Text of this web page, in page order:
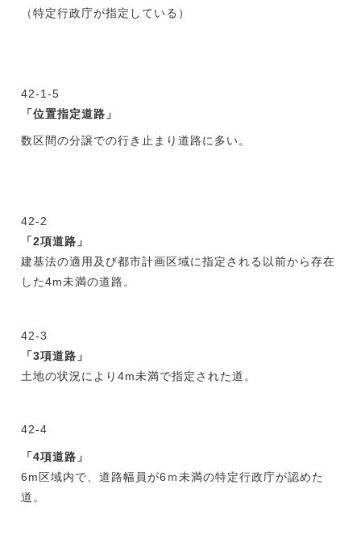
（特定行政庁が指定している）
42-1-5
「位置指定道路」
数区間の分譲での行き止まり道路に多い。
42-2
「2項道路」
建基法の適用及び都市計画区域に指定される以前から存在
した4m未満の道路。
42-3
「3項道路」
土地の状況により4m未満で指定された道。
42-4
「4項道路」
6m区域内で、道路幅員が6ｍ未満の特定行政庁が認めた
道。